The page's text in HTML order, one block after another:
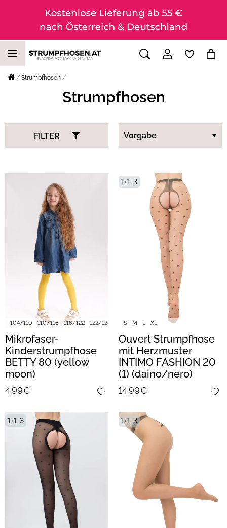
Strumpfhosen
Strumpfhosen
FILTER
104/110 110/116 116/122 122/128 128/134 140/146 152/158
Mikrofaser-
Kinderstrumpfhose
BETTY 80 (yellow
moon)
4.99€
S M L XL
1+1=3
Ouvert Strumpfhose
mit Herzmuster
INTIMO FASHION 20
(1) (daino/nero)
14.99€
1+1=3 1+1=3